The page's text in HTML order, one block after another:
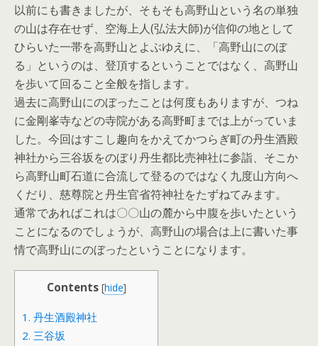
以前にも書きましたが、そもそも高野山という名の単独
の山は存在せず、空海上人(弘法大師)が信仰の地として
ひらいた一帯を高野山とよぶゆえに、「高野山にのぼ
る」というのは、登頂するということではなく、高野山
を歩いて回ること全般を指します。
過去に高野山にのぼったことは何度もありますが、つね
に金剛峯寺などの寺院がある高野町までは上がっていま
した。今回はすこし趣向をかえてかつらぎ町の丹生酒殿
神社から三谷坂をのぼり丹生都比売神社に参詣、そこか
ら高野山町石道に合流して登るのではなく九度山方向へ
くだり、慈尊院と丹生官省符神社をたずねてみます。
通常であればこれは〇〇山の麓から中腹を歩いたという
ことになるのでしょうが、高野山の場合は上に書いた事
情で高野山にのぼったということになります。
Contents [hide]
1. 丹生酒殿神社
2. 三谷坂